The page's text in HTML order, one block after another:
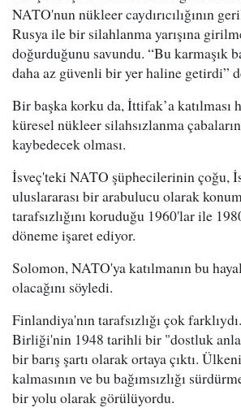
NATO'nun nükleer caydırıcılığının
Rusya ile bir silahlanma yarışına
doğurduğunu savundu. “Bu karmaşık
daha az güvenli bir yer haline getirdi”
Bir başka korku da, İttifak’a katılması
küresel nükleer silahsızlanma
kaybedecek olması.
İsveç'teki NATO şüphecilerinin çoğu,
uluslararası bir arabulucu olarak
tarafsızlığını koruduğu 1960'lar ile
döneme işaret ediyor.
Solomon, NATO'ya katılmanın bu
olacağını söyledi.
Finlandiya'nın tarafsızlığı çok
Birliği'nin 1948 tarihli bir "dostluk
bir barış şartı olarak ortaya çıktı.
kalmasının ve bu bağımsızlığı
bir yolu olarak görülüyordu.